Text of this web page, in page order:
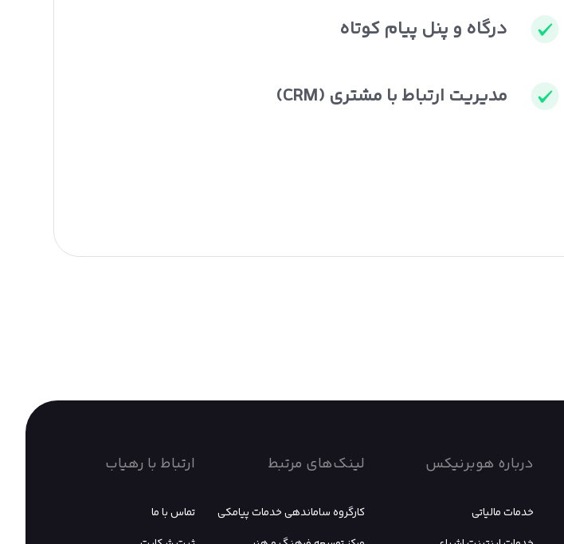
درگاه و پنل پیام کوتاه
مدیریت ارتباط با مشتری (CRM)
درباره هوبرنیکس
خدمات مالیاتی
لینک‌های مرتبط
کارگروه ساماندهی خدمات پیامکی
ارتباط با رهیاب
تماس با ما